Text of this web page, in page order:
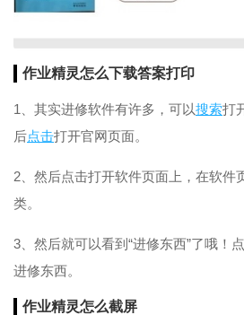
作业精灵怎么下载答案打印
1、其实进修软件有许多，可以搜索打
后点击打开官网页面。
2、然后点击打开软件页面上，在软件
类。
3、然后就可以看到“进修东西”了哦！
进修东西。
作业精灵怎么截屏